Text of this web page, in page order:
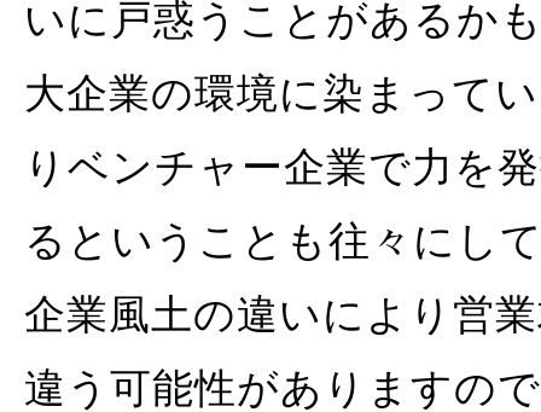
いに戸惑うことがあるか
大企業の環境に染まって
りベンチャー企業で力を
るということも往々にし
企業風土の違いにより営
違う可能性がありますの